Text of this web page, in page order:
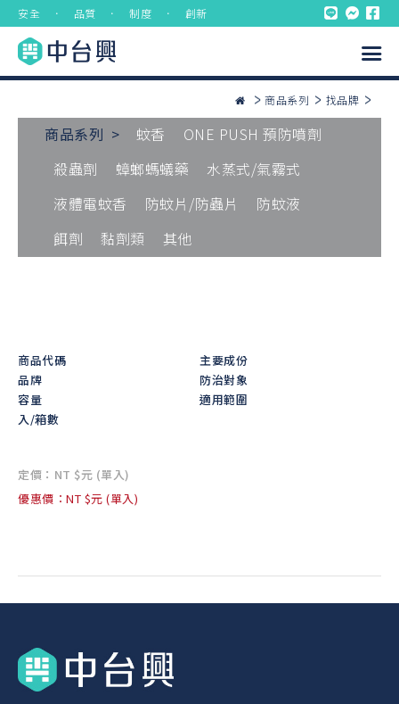
安全 ． 品質 ． 制度 ． 創新
商品系列 找品牌
商品系列 > 蚊香
ONE PUSH 預防噴劑
殺蟲劑
蟑螂螞蟻藥
水蒸式/氣霧式
液體電蚊香
防蚊片/防蟲片
防蚊液
餌劑
黏劑類 其他
商品代碼
品牌
容量
入/箱數
主要成份
防治對象
適用範圍
定價：NT $元 (單入)
優惠價：NT $元 (單入)